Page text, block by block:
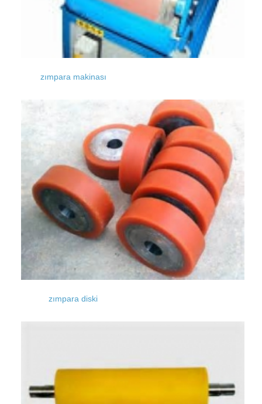
zımpara makinası
zımpara diski